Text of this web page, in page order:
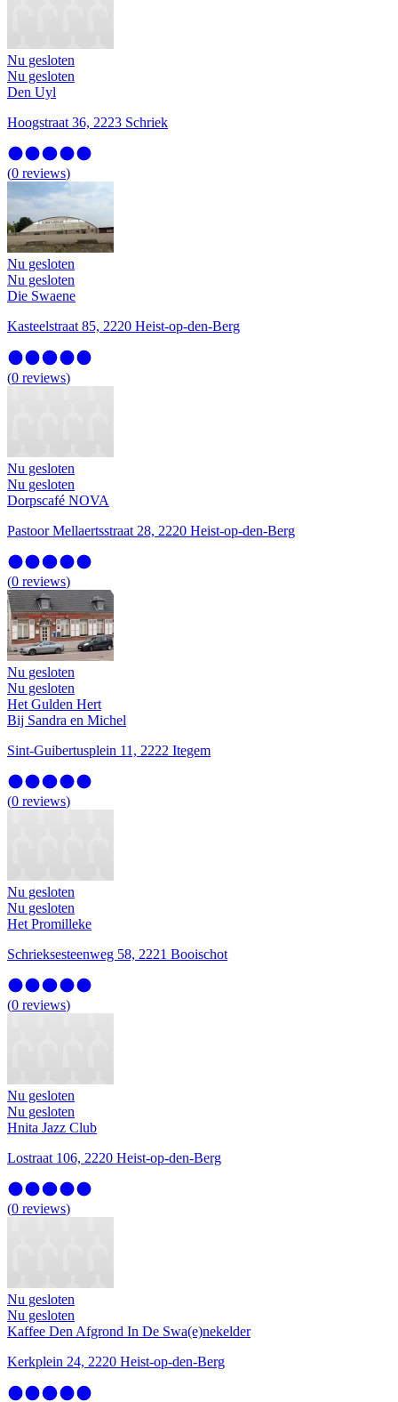
Nu gesloten
Nu gesloten
Den Uyl
Hoogstraat 36, 2223 Schriek
(0 reviews)
Nu gesloten
Nu gesloten
Die Swaene
Kasteelstraat 85, 2220 Heist-op-den-Berg
(0 reviews)
Nu gesloten
Nu gesloten
Dorpscafé NOVA
Pastoor Mellaertsstraat 28, 2220 Heist-op-den-Berg
(0 reviews)
Nu gesloten
Nu gesloten
Het Gulden Hert
Bij Sandra en Michel
Sint-Guibertusplein 11, 2222 Itegem
(0 reviews)
Nu gesloten
Nu gesloten
Het Promilleke
Schrieksesteenweg 58, 2221 Booischot
(0 reviews)
Nu gesloten
Nu gesloten
Hnita Jazz Club
Lostraat 106, 2220 Heist-op-den-Berg
(0 reviews)
Nu gesloten
Nu gesloten
Kaffee Den Afgrond In De Swa(e)nekelder
Kerkplein 24, 2220 Heist-op-den-Berg